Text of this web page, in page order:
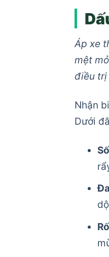
Áp xe
mệt
điều trị
Nhận
Dưới